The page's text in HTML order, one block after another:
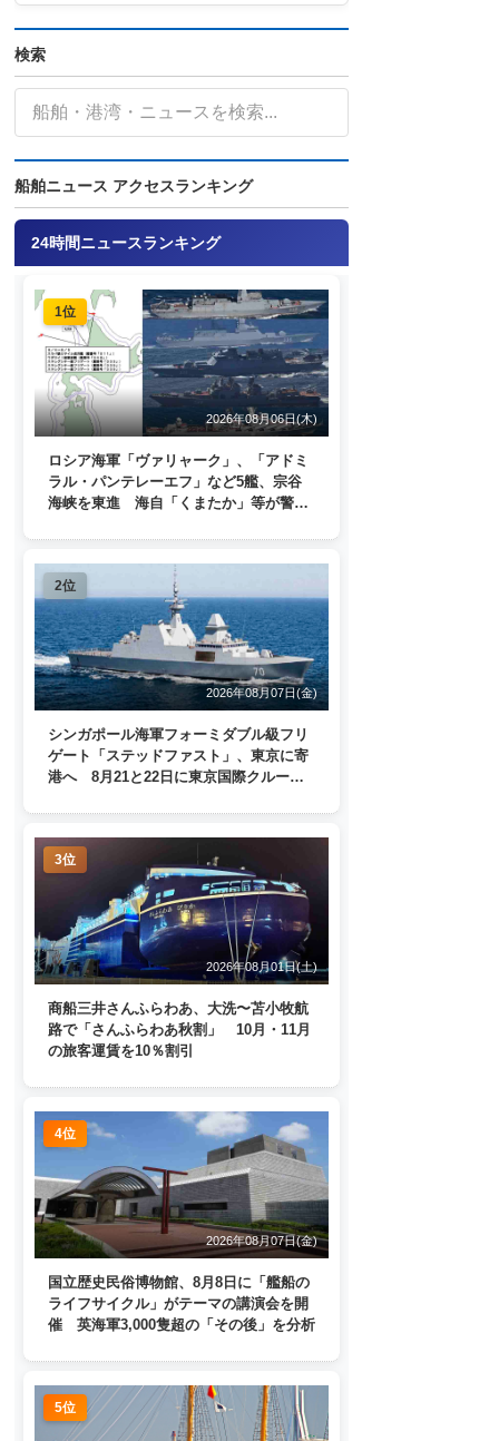
検索
船舶ニュース アクセスランキング
24時間ニュースランキング
1位
2026年08月06日(木)
ロシア海軍「ヴァリャーク」、「アドミ
ラル・パンテレーエフ」など5艦、宗谷
海峡を東進 海自「くまたか」等が警戒
2位
2026年08月07日(金)
シンガポール海軍フォーミダブル級フリ
ゲート「ステッドファスト」、東京に寄
港へ 8月21と22日に東京国際クルーズ
3位
2026年08月01日(土)
商船三井さんふらわあ、大洗〜苫小牧航
路で「さんふらわあ秋割」 10月・11月
の旅客運賃を10％割引
4位
2026年08月07日(金)
国立歴史民俗博物館、8月8日に「艦船の
ライフサイクル」がテーマの講演会を開
催 英海軍3,000隻超の「その後」を分析
5位